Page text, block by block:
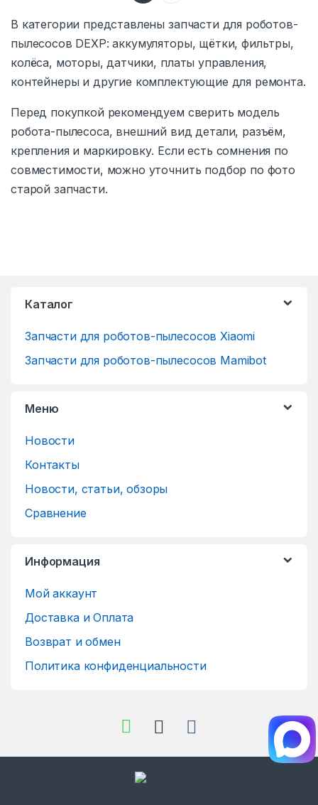
В категории представлены запчасти для роботов-
пылесосов DEXP: аккумуляторы, щётки, фильтры,
колёса, моторы, датчики, платы управления,
контейнеры и другие комплектующие для ремонта.
Перед покупкой рекомендуем сверить модель
робота-пылесоса, внешний вид детали, разъём,
крепления и маркировку. Если есть сомнения по
совместимости, можно уточнить подбор по фото
старой запчасти.
Каталог
Запчасти для роботов-пылесосов Xiaomi
Запчасти для роботов-пылесосов Mamibot
Меню
Новости
Контакты
Новости, статьи, обзоры
Сравнение
Информация
Мой аккаунт
Доставка и Оплата
Возврат и обмен
Политика конфиденциальности